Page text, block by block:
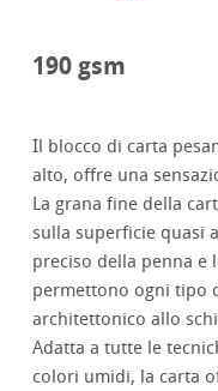
190 gsm
Il blocco di carta
alto, offre una
La grana fine della
sulla superficie quasi
preciso della penna e
permettono ogni tipo
architettonico allo
Adatta a tutte le
colori umidi, la carta